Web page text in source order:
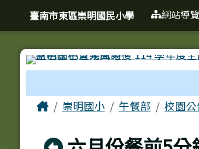
跳至主內容區
臺南市東區崇明國
導覽列臺南市東區崇明國民小學 網站導覽
主內容區域
Home崇明國小 午餐部 校園公
頁尾區域